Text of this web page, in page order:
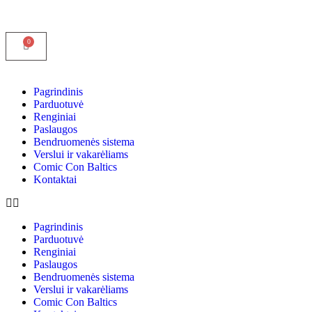
Pagrindinis
Parduotuvė
Renginiai
Paslaugos
Bendruomenės sistema
Verslui ir vakarėliams
Comic Con Baltics
Kontaktai
Pagrindinis
Parduotuvė
Renginiai
Paslaugos
Bendruomenės sistema
Verslui ir vakarėliams
Comic Con Baltics